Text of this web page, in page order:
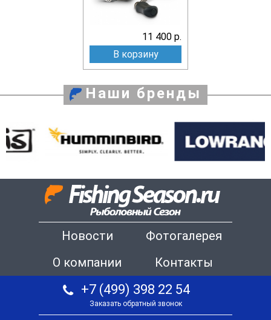
11 400 р.
В корзину
Наши бренды
Новости
Фотогалерея
О компании
Контакты
+7 (499) 398 22 54
Заказать обратный звонок